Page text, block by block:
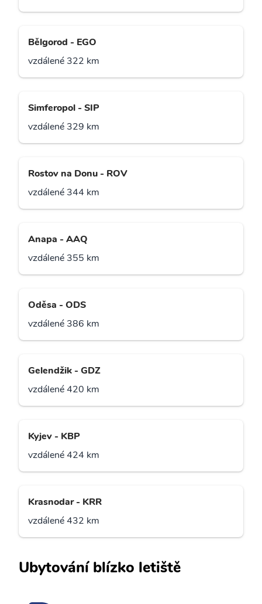
Bělgorod - EGO
vzdálené 322 km
Simferopol - SIP
vzdálené 329 km
Rostov na Donu - ROV
vzdálené 344 km
Anapa - AAQ
vzdálené 355 km
Oděsa - ODS
vzdálené 386 km
Gelendžik - GDZ
vzdálené 420 km
Kyjev - KBP
vzdálené 424 km
Krasnodar - KRR
vzdálené 432 km
Ubytování blízko letiště